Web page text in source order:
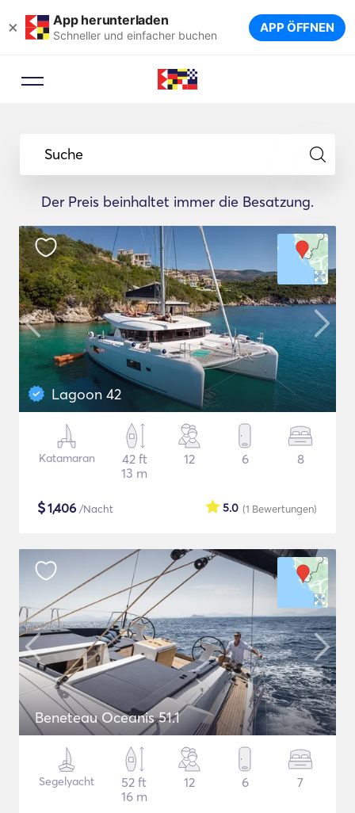
× App herunterladen
Schneller und einfacher buchen APP ÖFFNEN
Suche
Der Preis beinhaltet immer die Besatzung.
Lagoon 42
Katamaran
42 ft
13 m
12 6 8
$1,406 /Nacht (1 Bewertungen)
5.0
Beneteau Oceanis 51.1
Segelyacht
52 ft
16 m
12 6 7